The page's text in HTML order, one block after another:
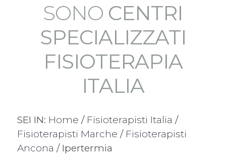
SONO CENTRI
SPECIALIZZATI
FISIOTERAPIA
ITALIA
SEI IN: Home / Fisioterapisti Italia /
Fisioterapisti Marche / Fisioterapisti
Ancona / Ipertermia